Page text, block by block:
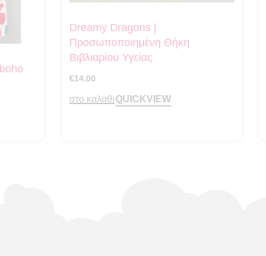
Dreamy Dragons |
Προσωποποιημένη Θήκη
Βιβλιαρίου Υγείας
€14.00
στο καλαθιQUICKVIEW